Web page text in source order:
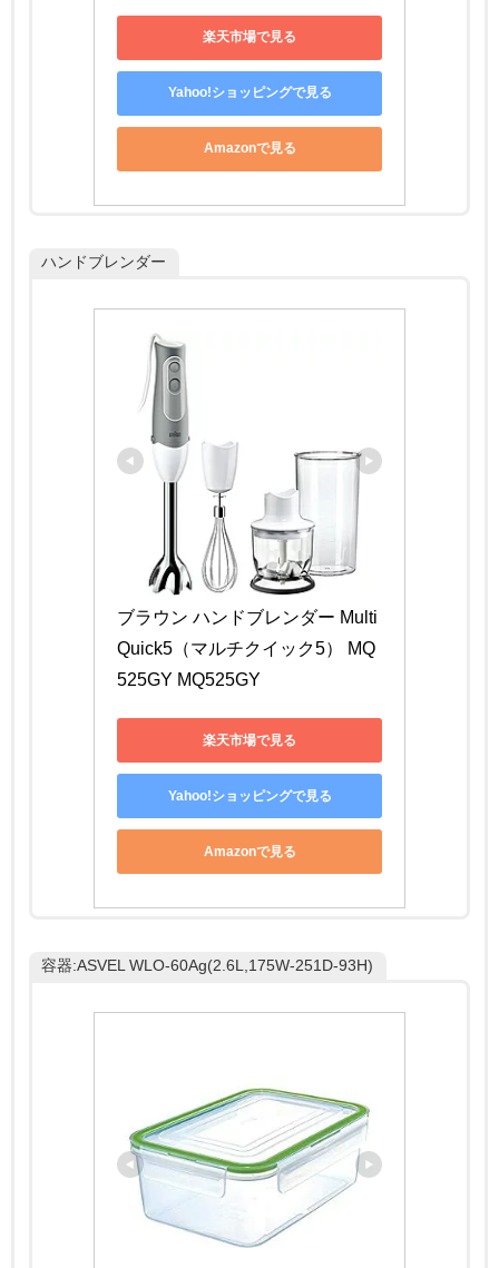
楽天市場で見る
Yahoo!ショッピングで見る
Amazonで見る
ハンドブレンダー
ブラウン ハンドブレンダー Multi
Quick5（マルチクイック5） MQ
525GY MQ525GY
楽天市場で見る
Yahoo!ショッピングで見る
Amazonで見る
容器:ASVEL WLO-60Ag(2.6L,175W-251D-93H)